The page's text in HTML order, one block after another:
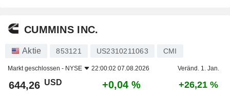
CUMMINS INC.
Aktie 853121 US2310211063 CMI
Markt geschlossen - NYSE 22:00:02 07.08.2026 Veränd. 1. Jan.
644,26 USD +0,04 % +26,21 %